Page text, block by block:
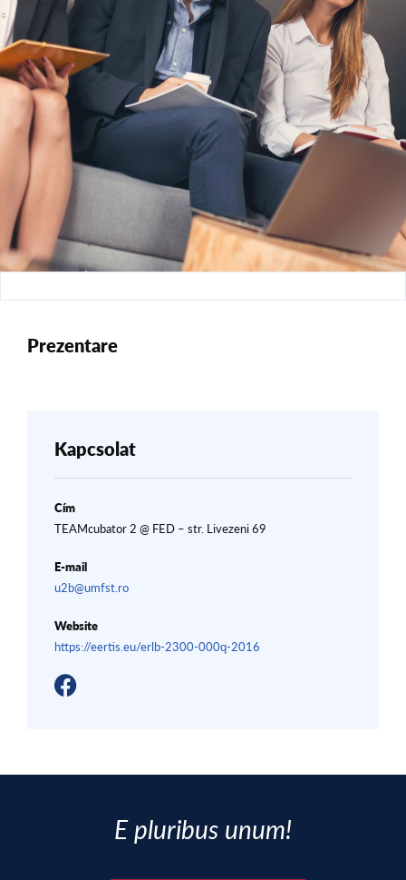
Prezentare
Kapcsolat
Cím
TEAMcubator 2 @ FED – str. Livezeni 69
E-mail
u2b@umfst.ro
Website
https://eertis.eu/erlb-2300-000q-2016
E pluribus unum!